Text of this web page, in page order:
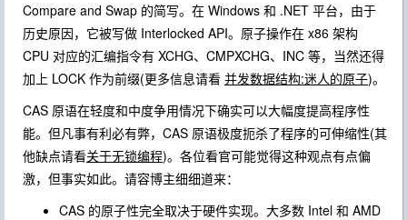
Compare and Swap 的简写。在 Windows 和 .NET 平台，由于
历史原因，它被写做 Interlocked API。原子操作在 x86 架构
CPU 对应的汇编指令有 XCHG、CMPXCHG、INC 等，当然还得
加上 LOCK 作为前缀(更多信息请看 并发数据结构:迷人的原子)。
CAS 原语在轻度和中度争用情况下确实可以大幅度提高程序性
能。但凡事有利必有弊，CAS 原语极度扼杀了程序的可伸缩性(其
他缺点请看关于无锁编程)。各位看官可能觉得这种观点有点偏
激，但事实如此。请容博主细细道来：
CAS 的原子性完全取决于硬件实现。大多数 Intel 和 AMD